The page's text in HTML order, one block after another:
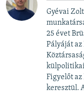
Gyévai
25 évet
Pályáját
külpolitikai
Figyelőt
keresztül.